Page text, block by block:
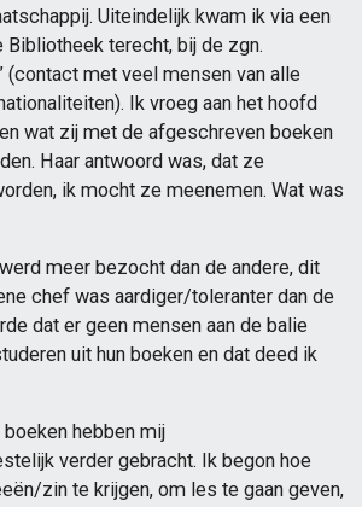
Uiteindelijk kwam ik via een
Bibliotheek terecht, bij de zgn.
(contact met veel mensen van alle
Ik vroeg aan het hoofd
wat zij met de afgeschreven boeken
Haar antwoord was, dat ze
ik mocht ze meenemen. Wat was
meer bezocht dan de andere, dit
chef was aardiger/toleranter dan de
dat er geen mensen aan de balie
uit hun boeken en dat deed ik
boeken hebben mij
verder gebracht. Ik begon hoe
zin te krijgen, om les te gaan geven,